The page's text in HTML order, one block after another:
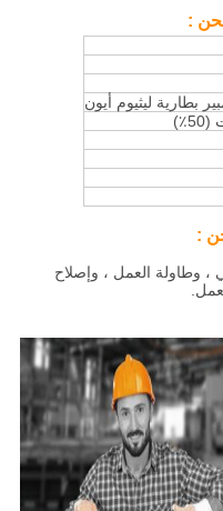
:
:
، وطاولة العمل ، وإصلاح